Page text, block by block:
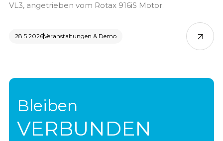
VL3, angetrieben vom Rotax 916iS Motor.
28.5.2026Veranstaltungen & Demo
Bleiben
VERBUNDEN